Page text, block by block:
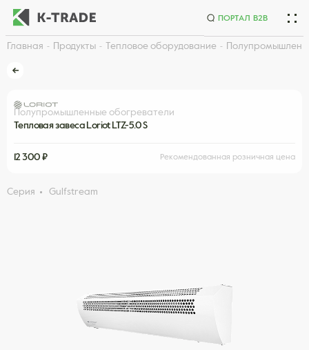
ПОРТАЛ B2B
Главная Продукты Тепловое оборудование
Полупромышленные обогреватели
Тепловая завеса Loriot LTZ-5.0 S
12 300 ₽ Рекомендованная розничная цена
Серия Gulfstream